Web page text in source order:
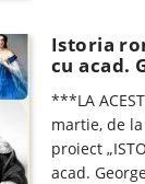
Istoria
cu acad.
***LA
martie, de
proiect
acad.